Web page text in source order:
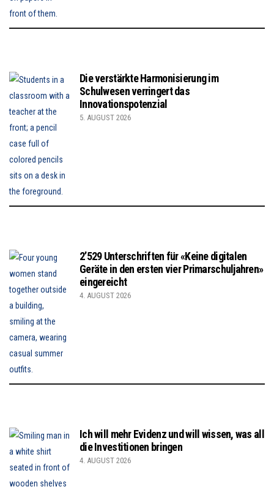
Die verstärkte Harmonisierung im
Schulwesen verringert das
Innovationspotenzial
5. AUGUST 2026
2’529 Unterschriften für «Keine digitalen
Geräte in den ersten vier Primarschuljahren»
eingereicht
4. AUGUST 2026
Ich will mehr Evidenz und will wissen, was all
die Investitionen bringen
4. AUGUST 2026